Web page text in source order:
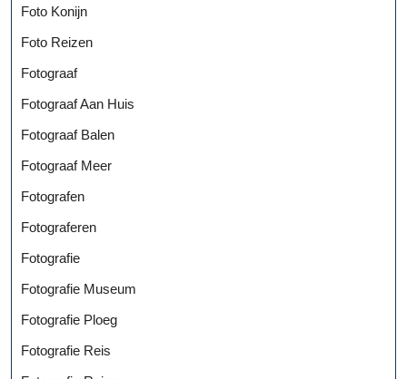
Foto Konijn
Foto Reizen
Fotograaf
Fotograaf Aan Huis
Fotograaf Balen
Fotograaf Meer
Fotografen
Fotograferen
Fotografie
Fotografie Museum
Fotografie Ploeg
Fotografie Reis